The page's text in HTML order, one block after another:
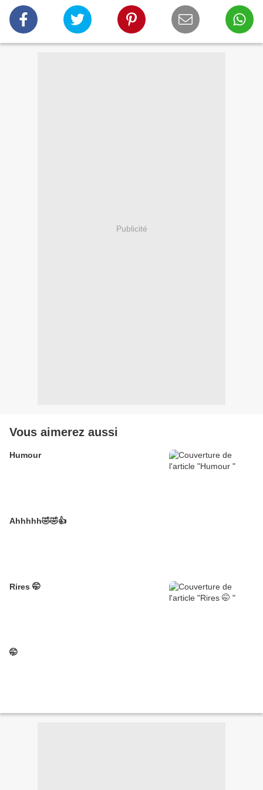
Publicité
Vous aimerez aussi
Humour
Ahhhhh🤣🤣👍
Rires 🤭
🤭